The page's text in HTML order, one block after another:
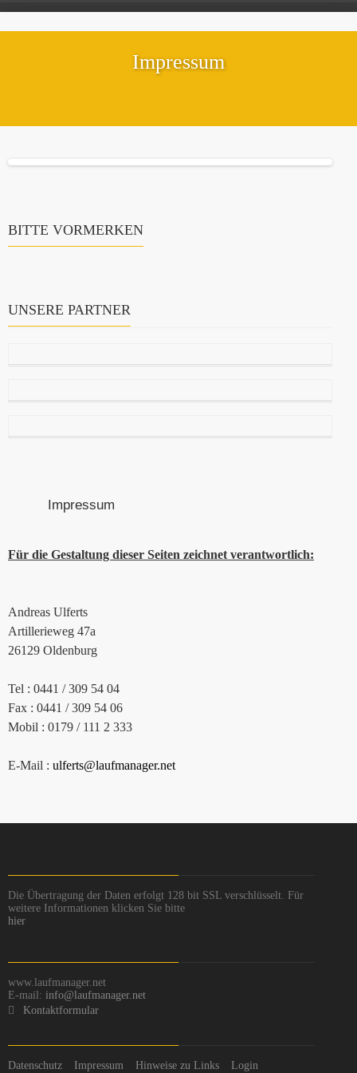
Impressum
BITTE VORMERKEN
UNSERE PARTNER
Impressum
Für die Gestaltung dieser Seiten zeichnet verantwortlich:
Andreas Ulferts
Artillerieweg 47a
26129 Oldenburg
Tel : 0441 / 309 54 04
Fax : 0441 / 309 54 06
Mobil : 0179 / 111 2 333
E-Mail : ulferts@laufmanager.net
Die Übertragung der Daten erfolgt 128 bit SSL verschlüsselt. Für
weitere Informationen klicken Sie bitte
hier
www.laufmanager.net
E-mail: info@laufmanager.net
Kontaktformular
Datenschutz Impressum Hinweise zu Links Login